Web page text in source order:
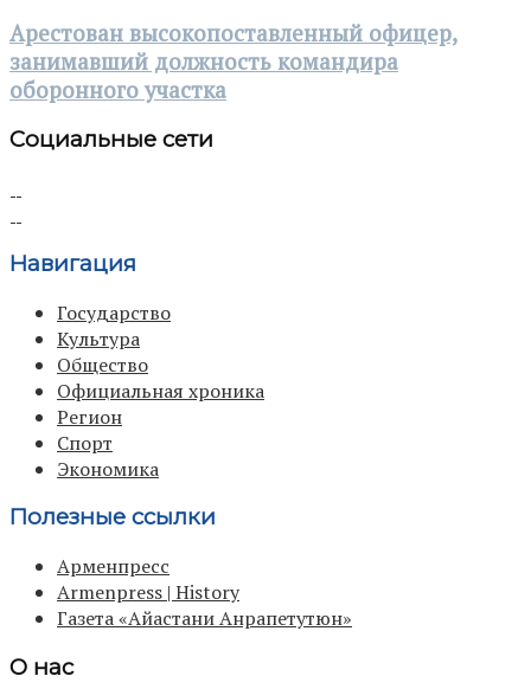
Арестован высокопоставленный офицер,
занимавший должность командира
оборонного участка
Социальные сети
Навигация
Государство
Культура
Общество
Официальная хроника
Регион
Спорт
Экономика
Полезные ссылки
Арменпресс
Armenpress | History
Газета «Айастани Анрапетутюн»
О нас